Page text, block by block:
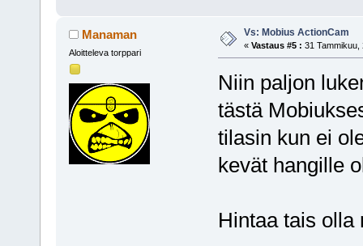
Manaman
Aloitteleva torppari
Vs: Mobius ActionCam
« Vastaus #5 : 31 Tammikuu,
Niin paljon
tästä
tilasin kun ei
kevät hangille
Hintaa tais olla